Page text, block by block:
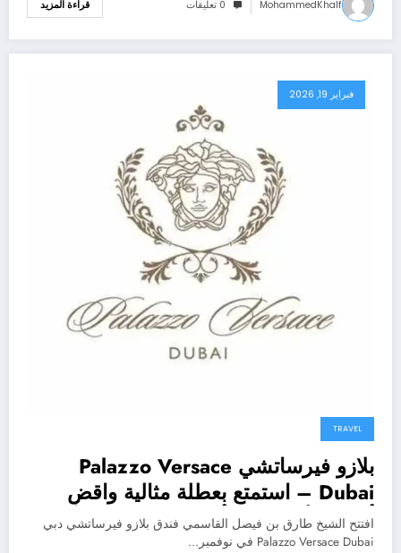
MohammedKhalf 0 تعليقات قراءة المزيد
فبراير 19, 2026
TRAVEL
بلازو فيرساتشي Palazzo Versace
Dubai – استمتع بعطلة مثالية واقضِ
أجمل الأوقات مع أحبائك
افتتح الشيخ طارق بن فيصل القاسمي فندق بلازو فيرساتشي دبي
Palazzo Versace Dubai في نوفمبر…